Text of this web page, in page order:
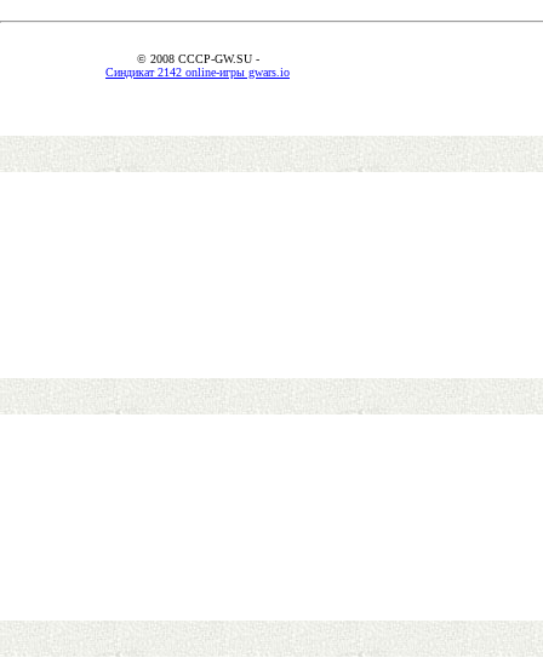
© 2008 CCCP-GW.SU -
Синдикат 2142 online-игры gwars.io